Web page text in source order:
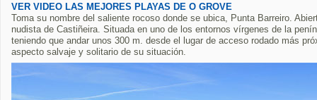
VER VIDEO LAS MEJORES PLAYAS DE O GROVE
Toma su nombre del saliente rocoso donde se ubica, Punta Barreiro.
nudista de Castiñeira. Situada en uno de los entornos vírgenes de la
teniendo que andar unos 300 m. desde el lugar de acceso rodado más
aspecto salvaje y solitario de su situación.